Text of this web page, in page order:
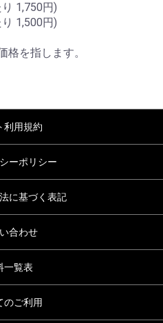
1,750円)
1,500円)
格を指します。
利用規約
ーポリシー
に基づく表記
合わせ
一覧表
のご利用